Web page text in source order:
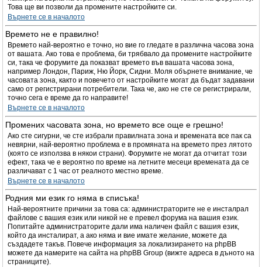
Това ще ви позволи да промените настройките си.
Върнете се в началото
Времето не е правилно!
Времето най-вероятно е точно, но вие го гледате в различна часова зона
от вашата. Ако това е проблема, би трябвало да промените настройките
си, така че форумите да показват времето във вашата часова зона,
например Лондон, Париж, Ню Йорк, Сидни. Моля обърнете внимание, че
часовата зона, както и повечето от настройките могат да бъдат задавани
само от регистрирани потребители. Така че, ако не сте се регистрирали,
точно сега е време да го направите!
Върнете се в началото
Промених часовата зона, но времето все още е грешно!
Ако сте сигурни, че сте избрали правилната зона и времената все пак са
невярни, най-вероятно проблема е в промяната на времето през лятото
(която се използва в някои страни). Форумите не могат да отчитат този
ефект, така че е вероятно по време на летните месеци времената да се
различават с 1 час от реалното местно време.
Върнете се в началото
Родния ми език го няма в списъка!
Най-вероятните причини за това са: администраторите не е инсталрал
файлове с вашия език или никой не е превел форума на вашия език.
Попитайте администраторите дали има наличен файл с вашия език,
който да инсталират, а ако няма и вие имате желание, можете да
създадете такъв. Повече информация за локализирането на phpBB
можете да намерите на сайта на phpBB Group (вижте адреса в дъното на
страниците).